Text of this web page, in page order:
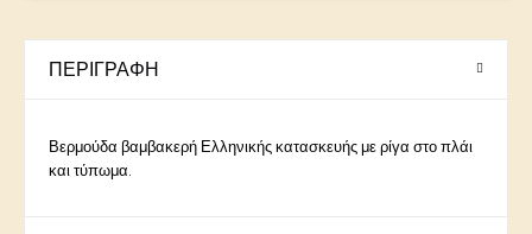
ΠΕΡΙΓΡΑΦΉ
Βερμούδα βαμβακερή Ελληνικής κατασκευής με ρίγα στο πλάι
και τύπωμα.